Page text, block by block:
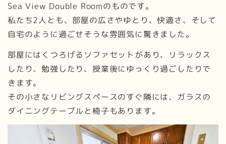
Sea View Double Roomのものです。
私たち2人とも、部屋の広さやゆとり、快適さ、そして
自宅のように過ごせそうな雰囲気に驚きました。
部屋にはくつろげるソファセットがあり、リラックス
したり、勉強したり、授業後にゆっくり過ごしたりで
きます。
その小さなリビングスペースのすぐ隣には、ガラスの
ダイニングテーブルと椅子もあります。